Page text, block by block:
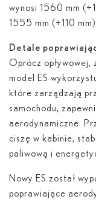
wynosi 1560 mm
1555 mm (+110
Detale
Oprócz opływowej,
model ES
które zarządzają
samochodu,
aerodynamiczne.
ciszę w kabinie,
paliwową i
Nowy ES został
poprawiające